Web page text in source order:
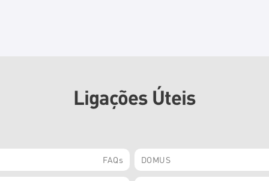
Ligações Úteis
FAQs DOMUS